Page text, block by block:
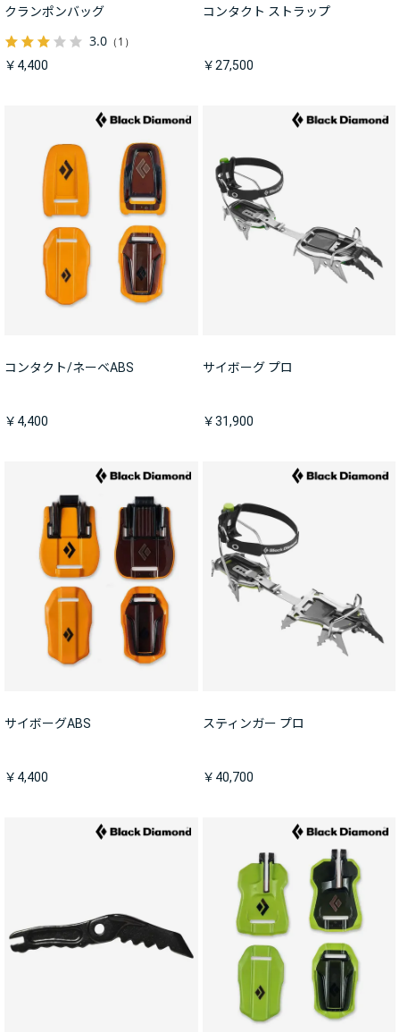
クランポンバッグ
3.0 （1）
￥4,400
コンタクト ストラップ
￥27,500
コンタクト/ネーベABS
￥4,400
サイボーグ プロ
￥31,900
サイボーグABS
￥4,400
スティンガー プロ
￥40,700